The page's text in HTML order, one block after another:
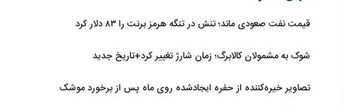
قیمت نفت صعودی ماند؛ تنش در تنگه هرمز برنت را ۸۳ دلار کرد
شوک به مشمولان کالابرگ؛ زمان شارژ تغییر کرد+تاریخ جدید
تصاویر خیره‌کننده از حفره ایجادشده روی ماه پس از برخورد موشک